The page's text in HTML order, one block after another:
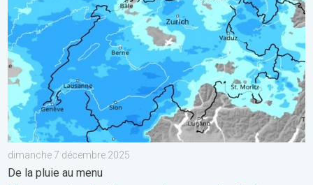
dimanche 7 décembre 2025
De la pluie au menu